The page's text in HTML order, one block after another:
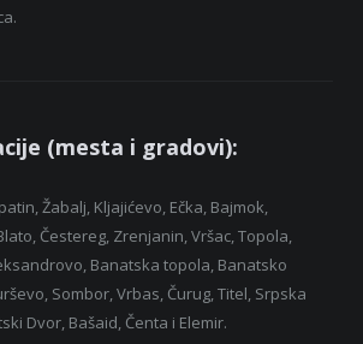
(mesta i gradovi):
Žabalj, Kljajićevo, Ečka, Bajmok,
Čestereg, Zrenjanin, Vršac, Topola,
Banatska topola, Banatsko
Sombor, Vrbas, Čurug, Titel, Srpska
Dvor, Bašaid, Čenta i Elemir.